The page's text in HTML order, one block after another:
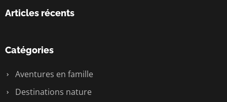
Articles récents
Catégories
Aventures en famille
Destinations nature